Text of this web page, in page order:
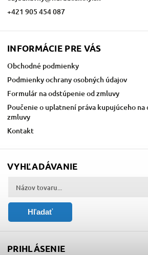
+421 905 454 087
INFORMÁCIE PRE VÁS
Obchodné podmienky
Podmienky ochrany osobných údajov
Formulár na odstúpenie od zmluvy
Poučenie o uplatnení práva kupujúceho
zmluvy
Kontakt
VYHĽADÁVANIE
Hľadať
PRIHLÁSENIE